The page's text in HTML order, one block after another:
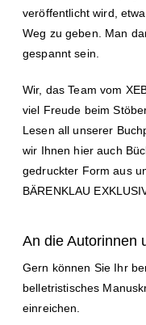
veröffentlicht wird,
Weg zu geben. Man
gespannt sein.
Wir, das Team vom
viel Freude beim
Lesen all unserer
wir Ihnen hier auch
gedruckter Form aus
BÄRENKLAU
An die Autorinnen
Gern können Sie Ihr
belletristisches
einreichen.